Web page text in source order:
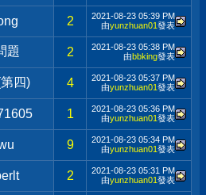
2 2021-08-23 05:39 PM
由yunzhuan01發表
題 2 2021-08-23 05:38 PM
由bbking發表
四) 4 2021-08-23 05:37 PM
由yunzhuan01發表
1 2021-08-23 05:36 PM
由yunzhuan01發表
9 2021-08-23 05:34 PM
由yunzhuan01發表
2 2021-08-23 05:31 PM
由yunzhuan01發表